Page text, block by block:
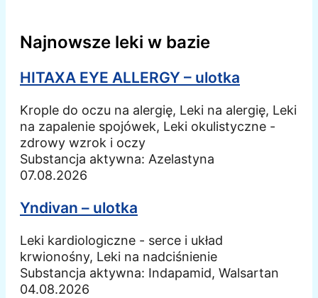
Najnowsze leki w bazie
HITAXA EYE ALLERGY – ulotka
Krople do oczu na alergię, Leki na alergię, Leki
na zapalenie spojówek, Leki okulistyczne -
zdrowy wzrok i oczy
Substancja aktywna: Azelastyna
07.08.2026
Yndivan – ulotka
Leki kardiologiczne - serce i układ
krwionośny, Leki na nadciśnienie
Substancja aktywna: Indapamid, Walsartan
04.08.2026